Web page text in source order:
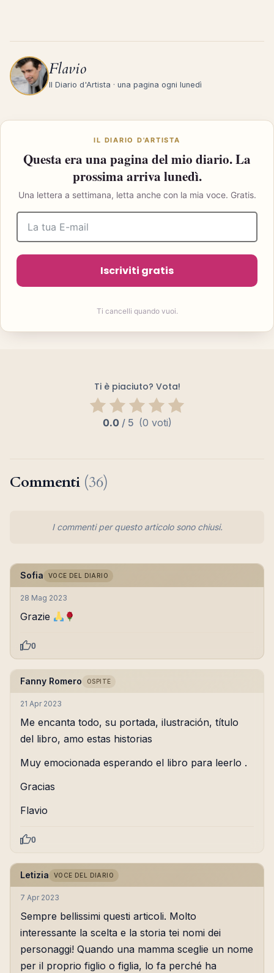
Flavio
Il Diario d'Artista · una pagina ogni lunedì
IL DIARIO D'ARTISTA
Questa era una pagina del mio diario. La
prossima arriva lunedì.
Una lettera a settimana, letta anche con la mia voce. Gratis.
Iscriviti gratis
Ti cancelli quando vuoi.
Ti è piaciuto? Vota!
0.0 / 5 (0 voti)
Commenti (36)
I commenti per questo articolo sono chiusi.
Sofia VOCE DEL DIARIO
28 Mag 2023
Grazie
0
Fanny Romero OSPITE
21 Apr 2023
Me encanta todo, su portada, ilustración, título
del libro, amo estas historias
Muy emocionada esperando el libro para leerlo .
Gracias
Flavio
0
Letizia VOCE DEL DIARIO
7 Apr 2023
Sempre bellissimi questi articoli. Molto
interessante la scelta e la storia tei nomi dei
personaggi! Quando una mamma sceglie un nome
per il proprio figlio o figlia, lo fa perché ha